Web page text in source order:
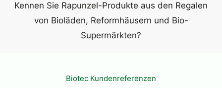
Kennen Sie Rapunzel-Produkte aus den Regalen
von Bioläden, Reformhäusern und Bio-
Supermärkten?
Biotec Kundenreferenzen